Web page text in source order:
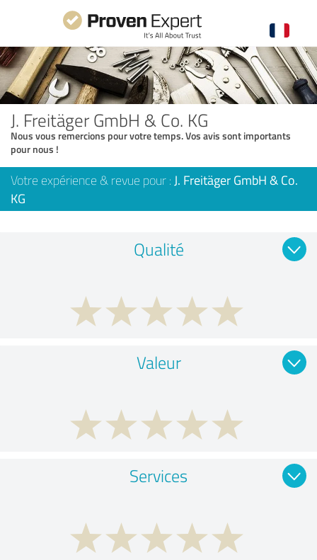
J. Freitäger GmbH & Co. KG
Nous vous remercions pour votre temps. Vos avis sont importants
pour nous !
Votre expérience & revue pour : J. Freitäger GmbH & Co.
KG
Qualité
Valeur
Services